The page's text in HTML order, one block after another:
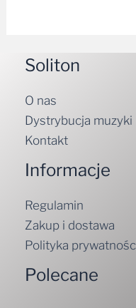
Soliton
O nas
Dystrybucja muzyki
Kontakt
Informacje
Regulamin
Zakup i dostawa
Polityka
Polecane